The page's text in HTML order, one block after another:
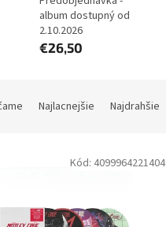
album dostupný od
2.10.2026
€26,50
Najlacnejšie Najdrahšie
Kód: 4099964221404